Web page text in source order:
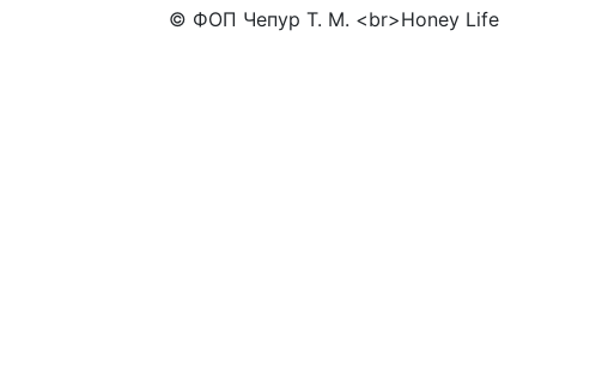
© ФОП Чепур Т. М. <br>Honey Life